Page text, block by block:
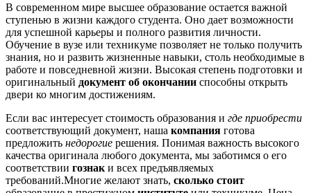
В современном мире высшее образование остается важной
ступенью в жизни каждого студента. Оно дает возможности
для успешной карьеры и полного развития личности.
Обучение в вузе или техникуме позволяет не только получить
знания, но и развить жизненные навыки, столь необходимые в
работе и повседневной жизни. Высокая степень подготовки и
оригинальный документ об окончании способны открыть
двери ко многим достижениям.
Если вас интересует стоимость образования и где приобрести
соответствующий документ, наша компания готова
предложить недорогие решения. Понимая важность высокого
качества оригинала любого документа, мы заботимся о его
соответствии гознак и всех предъявляемых
требований.Многие желают знать, сколько стоит